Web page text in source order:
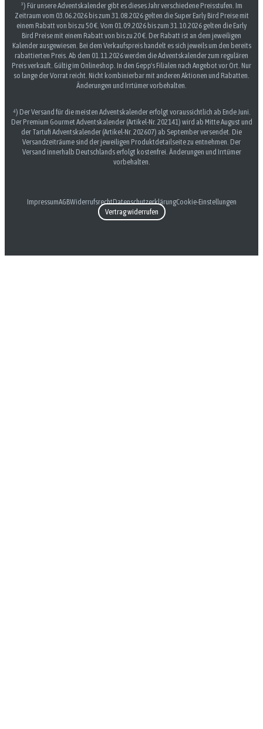
³) Für unsere Adventskalender gibt es dieses Jahr verschiedene Preisstufen. Im
Zeitraum vom 03.06.2026 bis zum 31.08.2026 gelten die Super Early Bird Preise mit
einem Rabatt von bis zu 50 €. Vom 01.09.2026 bis zum 31.10.2026 gelten die Early
Bird Preise mit einem Rabatt von bis zu 20 €. Der Rabatt ist an dem jeweiligen
Kalender ausgewiesen. Bei dem Verkaufspreis handelt es sich jeweils um den bereits
rabattierten Preis. Ab dem 01.11.2026 werden die Adventskalender zum regulären
Preis verkauft. Gültig im Onlineshop. In den Gepp's Filialen nach Angebot vor Ort. Nur
so lange der Vorrat reicht. Nicht kombinierbar mit anderen Aktionen und Rabatten.
Änderungen und Irrtümer vorbehalten.
⁴) Der Versand für die meisten Adventskalender erfolgt voraussichtlich ab Ende Juni.
Der Premium Gourmet Adventskalender (Artikel-Nr. 202141) wird ab Mitte August und
der Tartufi Adventskalender (Artikel-Nr. 202607) ab September versendet. Die
Versandzeiträume sind der jeweiligen Produktdetailseite zu entnehmen. Der
Versand innerhalb Deutschlands erfolgt kostenfrei. Änderungen und Irrtümer
vorbehalten.
ImpressumAGBWiderrufsrechtDatenschutzerklärungCookie-Einstellungen
Vertrag widerrufen